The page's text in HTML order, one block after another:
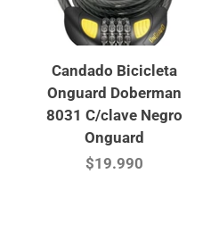
Candado Bicicleta
Onguard Doberman
8031 C/clave Negro
Onguard
$19.990